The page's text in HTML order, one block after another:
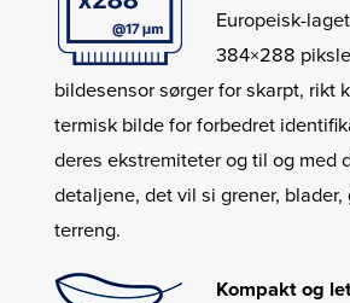
Europeisk-
384×288
bildesensor sørger for skarpt, rikt
termisk bilde for forbedret
deres ekstremiteter og til og med
detaljene, det vil si grener, blader,
terreng.
Kompakt og